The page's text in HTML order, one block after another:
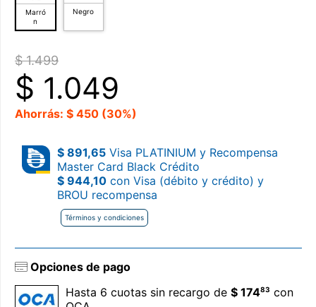
Marró
n
Negro
$ 1.499
$ 1.049
Ahorrás: $ 450 (30%)
$ 891,65 Visa PLATINIUM y Recompensa
Master Card Black Crédito
$ 944,10 con Visa (débito y crédito) y
BROU recompensa
Términos y condiciones
Opciones de pago
Hasta 6 cuotas sin recargo de $ 17483 con